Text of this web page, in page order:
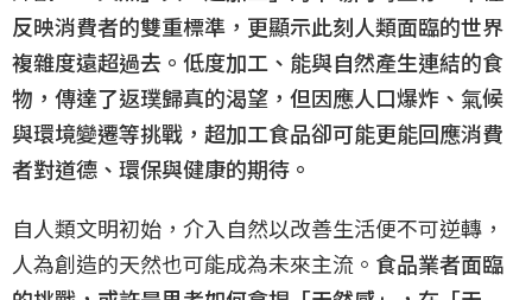
反映消費者的雙重標準，更顯示此刻人類面臨的世界
複雜度遠超過去。低度加工、能與自然產生連結的食
物，傳達了返璞歸真的渴望，但因應人口爆炸、氣候
與環境變遷等挑戰，超加工食品卻可能更能回應消費
者對道德、環保與健康的期待。
自人類文明初始，介入自然以改善生活便不可逆轉，
人為創造的天然也可能成為未來主流。 食品業者面臨